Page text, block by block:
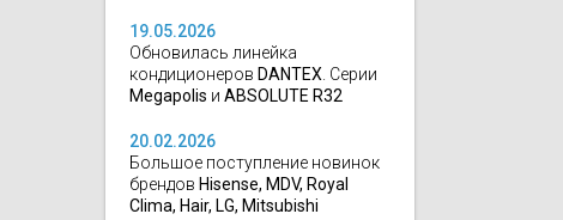
19.05.2026
Обновилась линейка
кондиционеров DANTEX. Серии
Megapolis и ABSOLUTE R32
20.02.2026
Большое поступление новинок
брендов Hisense, MDV, Royal
Clima, Hair, LG, Mitsubishi